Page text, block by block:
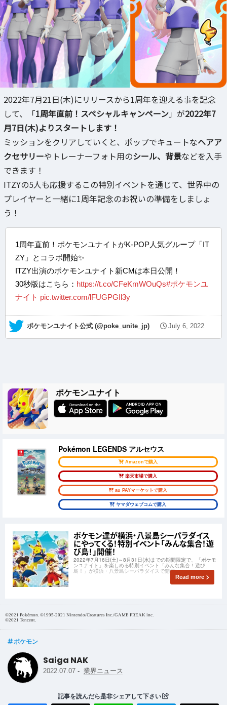
2022年7月21日(木)にリリースから1周年を迎える事を記念
して、「1周年直前！スペシャルキャンペーン」が2022年7
月7日(木)よりスタートします！
ミッションをクリアしていくと、ポップでキュートなヘアア
クセサリーやトレーナーフォト用のシール、背景などを入手
できます！
ITZYの5人も応援するこの特別イベントを通じて、世界中の
プレイヤーと一緒に1周年記念のお祝いの準備をしましょ
う！
1周年直前！ポケモンユナイトがK-POP人気グループ「IT
ZY」とコラボ開始✨
ITZY出演のポケモンユナイト新CMは本日公開！
30秒版はこちら： https://t.co/CFeKmWOuQs#ポケモンユ
ナイト pic.twitter.com/lFUGPGIl3y
— ポケモンユナイト公式 (@poke_unite_jp) July 6, 2022
ポケモンユナイト
Pokémon LEGENDS アルセウス
Amazonで購入
楽天市場で購入
au PAYマーケットで購入
ヤマダウェブコムで購入
ポケモン達が横浜・八景島シーパラダイス
にやってくる！特別イベント「みんな集合！遊
び島！」開催！
2022年7月16日(土)～8月31日(水)までの期間限定で、「ポケモ
ンユナイト」を楽しめる特別イベント「みんな集合！遊び
島！」が横浜・八景島シーパラダイスで開催。
Read more
©2021 Pokémon. ©1995-2021 Nintendo/Creatures Inc./GAME FREAK inc.
©2021 Tencent.
ポケモン
Saiga NAK
2022.07.07 - 業界ニュース
記事を読んだら是非シェアして下さい